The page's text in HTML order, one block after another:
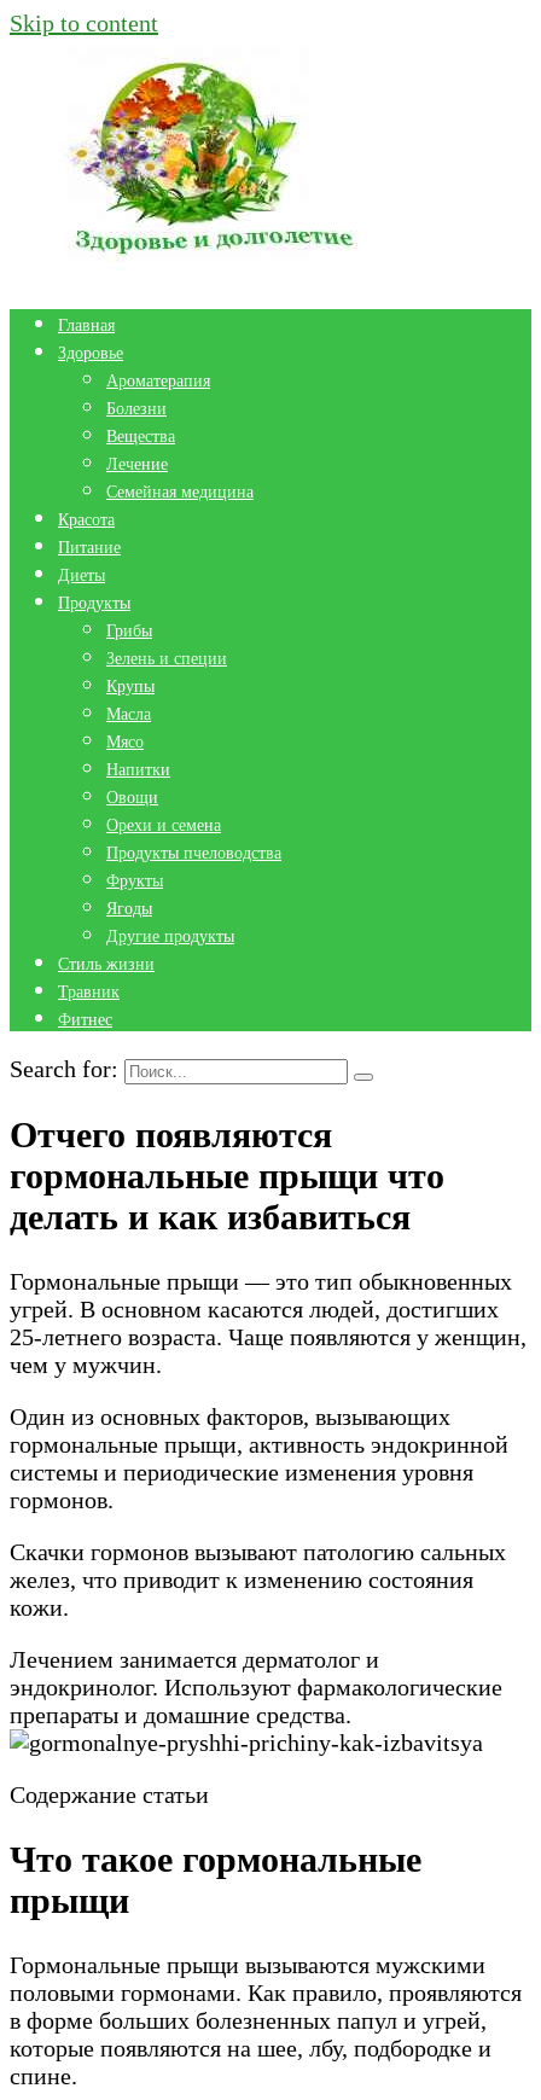
Skip to content
Главная
Здоровье
Ароматерапия
Болезни
Вещества
Лечение
Семейная медицина
Красота
Питание
Диеты
Продукты
Грибы
Зелень и специи
Крупы
Масла
Мясо
Напитки
Овощи
Орехи и семена
Продукты пчеловодства
Фрукты
Ягоды
Другие продукты
Стиль жизни
Травник
Фитнес
Search for:
Отчего появляются
гормональные прыщи что
делать и как избавиться
Гормональные прыщи — это тип обыкновенных
угрей. В основном касаются людей, достигших
25-летнего возраста. Чаще появляются у женщин,
чем у мужчин.
Один из основных факторов, вызывающих
гормональные прыщи, активность эндокринной
системы и периодические изменения уровня
гормонов.
Скачки гормонов вызывают патологию сальных
желез, что приводит к изменению состояния
кожи.
Лечением занимается дерматолог и
эндокринолог. Используют фармакологические
препараты и домашние средства.
Содержание статьи
Что такое гормональные
прыщи
Гормональные прыщи вызываются мужскими
половыми гормонами. Как правило, проявляются
в форме больших болезненных папул и угрей,
которые появляются на шее, лбу, подбородке и
спине.